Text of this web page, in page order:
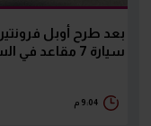
بعد طرح أوبل
سيارة 7 مقاعد في السوق المصري
9:04 م